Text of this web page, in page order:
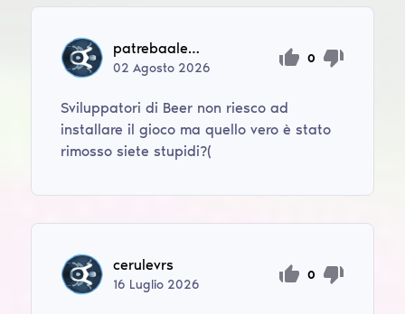
patrebaaleksandr
02Agosto 2026
0
Sviluppatori di Beer non riesco ad
installare il gioco ma quello vero è stato
rimosso siete stupidi?(
cerulevrs
16 Luglio 2026
0